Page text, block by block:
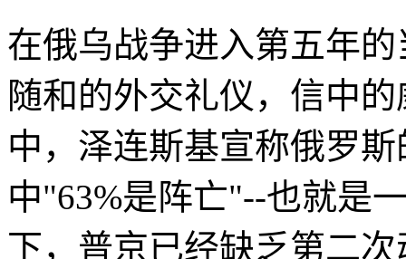
在俄乌战争进入第五年
随和的外交礼仪，信中
中，泽连斯基宣称俄罗
中"63%是阵亡"--也就是
下，普京已经缺乏第二